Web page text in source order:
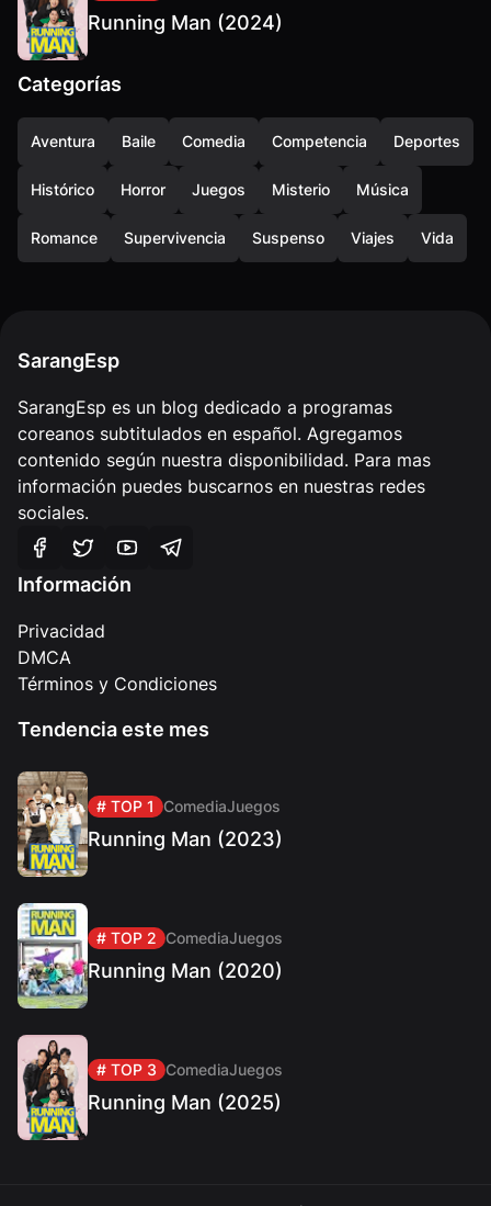
Running Man (2024)
Categorías
Aventura Baile Comedia Competencia Deportes
Histórico Horror Juegos Misterio Música
Romance Supervivencia Suspenso Viajes Vida
SarangEsp
SarangEsp es un blog dedicado a programas
coreanos subtitulados en español. Agregamos
contenido según nuestra disponibilidad. Para mas
información puedes buscarnos en nuestras redes
sociales.
Información
Privacidad
DMCA
Términos y Condiciones
Tendencia este mes
# TOP 1 ComediaJuegos
Running Man (2023)
# TOP 2 ComediaJuegos
Running Man (2020)
# TOP 3 ComediaJuegos
Running Man (2025)